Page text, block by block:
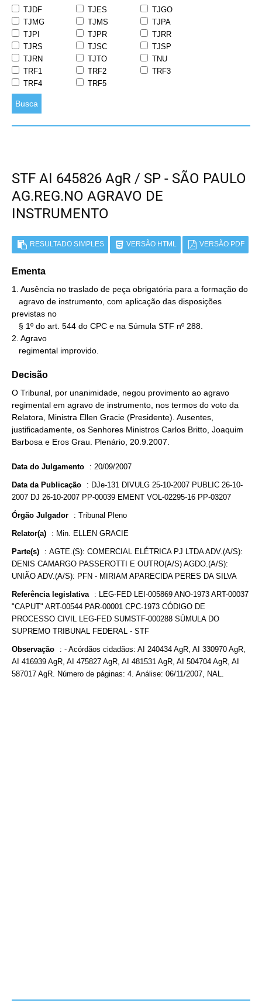
TJDF
TJES
TJGO
TJMG
TJMS
TJPA
TJPI
TJPR
TJRR
TJRS
TJSC
TJSP
TJRN
TJTO
TNU
TRF1
TRF2
TRF3
TRF4
TRF5
Busca
STF AI 645826 AgR / SP - SÃO PAULO
AG.REG.NO AGRAVO DE
INSTRUMENTO
RESULTADO SIMPLES VERSÃO HTML VERSÃO PDF
Ementa
1. Ausência no traslado de peça obrigatória para a formação do
previstas no
2. Agravo
   regimental improvido.
Decisão
O Tribunal, por unanimidade, negou provimento ao agravo
regimental em agravo de instrumento, nos termos do voto da
Relatora, Ministra Ellen Gracie (Presidente). Ausentes,
justificadamente, os Senhores Ministros Carlos Britto, Joaquim
Barbosa e Eros Grau. Plenário, 20.9.2007.
Data do Julgamento : 20/09/2007
Data da Publicação : DJe-131 DIVULG 25-10-2007 PUBLIC 26-10-
2007 DJ 26-10-2007 PP-00039 EMENT VOL-02295-16 PP-03207
Órgão Julgador : Tribunal Pleno
Relator(a) : Min. ELLEN GRACIE
Parte(s) : AGTE.(S): COMERCIAL ELÉTRICA PJ LTDA ADV.(A/S):
DENIS CAMARGO PASSEROTTI E OUTRO(A/S) AGDO.(A/S):
UNIÃO ADV.(A/S): PFN - MIRIAM APARECIDA PERES DA SILVA
Referência legislativa : LEG-FED LEI-005869 ANO-1973 ART-00037
"CAPUT" ART-00544 PAR-00001 CPC-1973 CÓDIGO DE
PROCESSO CIVIL LEG-FED SUMSTF-000288 SÚMULA DO
SUPREMO TRIBUNAL FEDERAL - STF
Observação : - Acórdãos cidadãos: AI 240434 AgR, AI 330970 AgR,
AI 416939 AgR, AI 475827 AgR, AI 481531 AgR, AI 504704 AgR, AI
587017 AgR. Número de páginas: 4. Análise: 06/11/2007, NAL.